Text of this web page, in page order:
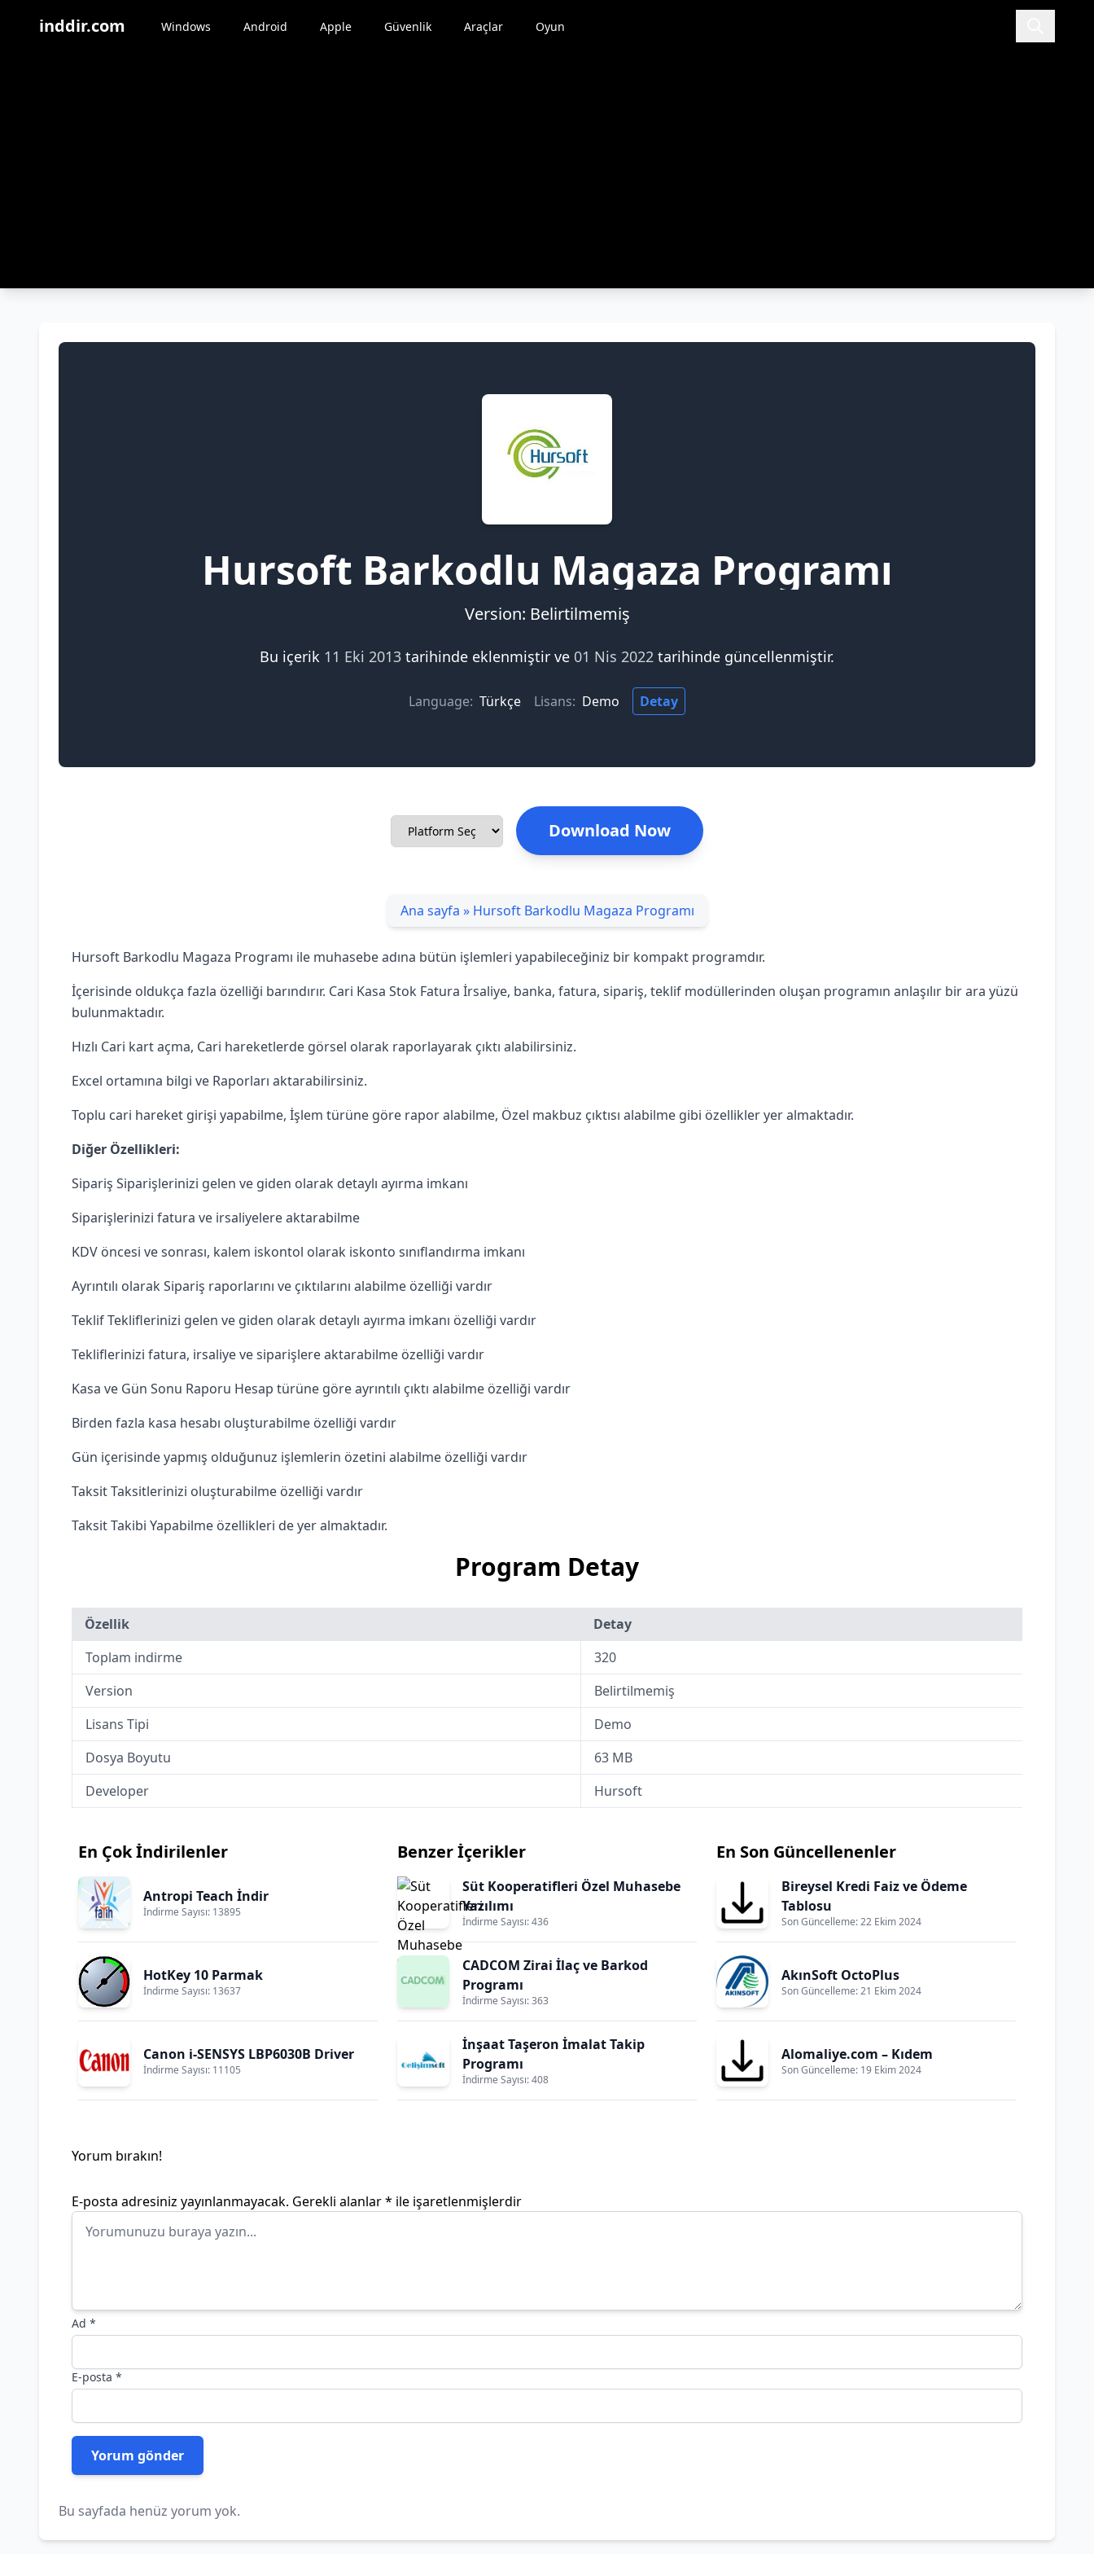
inddir.com Windows Android Apple Güvenlik Araçlar Oyun
Hursoft Barkodlu Magaza Programı
Version: Belirtilmemiş
Bu içerik 11 Eki 2013 tarihinde eklenmiştir ve 01 Nis 2022 tarihinde güncellenmiştir.
Language: Türkçe Lisans: Demo Detay
Download Now
Ana sayfa » Hursoft Barkodlu Magaza Programı
Hursoft Barkodlu Magaza Programı ile muhasebe adına bütün işlemleri yapabileceğiniz bir kompakt programdır.
İçerisinde oldukça fazla özelliği barındırır. Cari Kasa Stok Fatura İrsaliye, banka, fatura, sipariş, teklif modüllerinden oluşan programın anlaşılır bir ara yüzü
bulunmaktadır.
Hızlı Cari kart açma, Cari hareketlerde görsel olarak raporlayarak çıktı alabilirsiniz.
Excel ortamına bilgi ve Raporları aktarabilirsiniz.
Toplu cari hareket girişi yapabilme, İşlem türüne göre rapor alabilme, Özel makbuz çıktısı alabilme gibi özellikler yer almaktadır.
Diğer Özellikleri:
Sipariş Siparişlerinizi gelen ve giden olarak detaylı ayırma imkanı
Siparişlerinizi fatura ve irsaliyelere aktarabilme
KDV öncesi ve sonrası, kalem iskontol olarak iskonto sınıflandırma imkanı
Ayrıntılı olarak Sipariş raporlarını ve çıktılarını alabilme özelliği vardır
Teklif Tekliflerinizi gelen ve giden olarak detaylı ayırma imkanı özelliği vardır
Tekliflerinizi fatura, irsaliye ve siparişlere aktarabilme özelliği vardır
Kasa ve Gün Sonu Raporu Hesap türüne göre ayrıntılı çıktı alabilme özelliği vardır
Birden fazla kasa hesabı oluşturabilme özelliği vardır
Gün içerisinde yapmış olduğunuz işlemlerin özetini alabilme özelliği vardır
Taksit Taksitlerinizi oluşturabilme özelliği vardır
Taksit Takibi Yapabilme özellikleri de yer almaktadır.
Program Detay
Özellik
Detay
Toplam indirme
320
Version
Belirtilmemiş
Lisans Tipi
Demo
Dosya Boyutu
63 MB
Developer
Hursoft
En Çok İndirilenler
Antropi Teach İndir
İndirme Sayısı: 13895
HotKey 10 Parmak
İndirme Sayısı: 13637
Canon i-SENSYS LBP6030B Driver
İndirme Sayısı: 11105
Benzer İçerikler
Süt Kooperatifleri Özel Muhasebe
Yazılımı
İndirme Sayısı: 436
CADCOM Zirai İlaç ve Barkod
Programı
İndirme Sayısı: 363
İnşaat Taşeron İmalat Takip
Programı
İndirme Sayısı: 408
En Son Güncellenenler
Bireysel Kredi Faiz ve Ödeme
Tablosu
Son Güncelleme: 22 Ekim 2024
AkınSoft OctoPlus
Son Güncelleme: 21 Ekim 2024
Alomaliye.com – Kıdem
Son Güncelleme: 19 Ekim 2024
Yorum bırakın!
E-posta adresiniz yayınlanmayacak. Gerekli alanlar* ile işaretlenmişlerdir
Ad *
E-posta *
Bu sayfada henüz yorum yok.